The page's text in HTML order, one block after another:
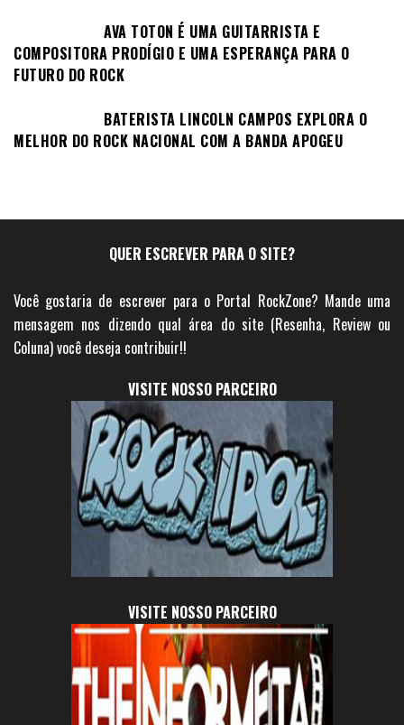
AVA TOTON É UMA GUITARRISTA E
COMPOSITORA PRODÍGIO E UMA ESPERANÇA PARA O
FUTURO DO ROCK
BATERISTA LINCOLN CAMPOS EXPLORA O
MELHOR DO ROCK NACIONAL COM A BANDA APOGEU
QUER ESCREVER PARA O SITE?
Você gostaria de escrever para o Portal RockZone? Mande uma
mensagem nos dizendo qual área do site (Resenha, Review ou
Coluna) você deseja contribuir!!
VISITE NOSSO PARCEIRO
VISITE NOSSO PARCEIRO